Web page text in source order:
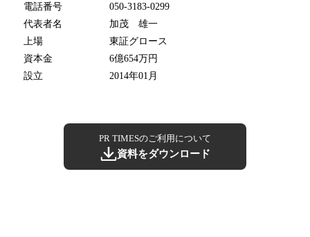
電話番号
050-3183-0299
代表者名
加茂 雄一
上場
東証グロース
資本金
6億654万円
設立
2014年01月
PR TIMESのご利用について
資料をダウンロード